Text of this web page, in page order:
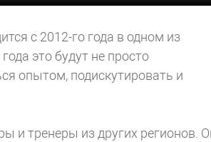
с 2012-го года в одном из
это будут не просто
опытом, подискутировать и
и тренеры из других регионов.